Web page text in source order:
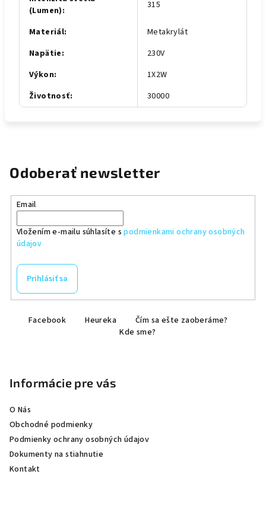
(Lumen): 315
Materiál:
Metakrylát
Napätie:
230V
Výkon:
1X2W
Životnosť: 30000
Odoberať newsletter
Email
Vložením e-mailu súhlasíte spodmienkami ochrany osobných
údajov
Prihlásiť sa
Facebook Heureka
Čím sa ešte zaoberáme?
Kde sme?
Informácie pre vás
O Nás
Obchodné podmienky
Podmienky ochrany osobných údajov
Dokumenty na stiahnutie
Kontakt